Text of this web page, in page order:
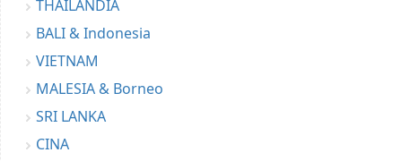
THAILANDIA
BALI & Indonesia
VIETNAM
MALESIA & Borneo
SRI LANKA
CINA